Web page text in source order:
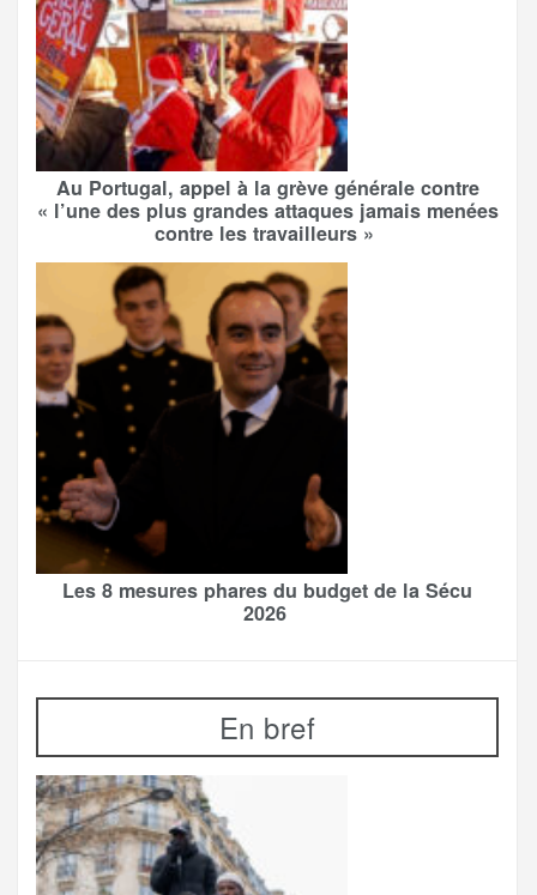
Au Portugal, appel à la grève générale contre
« l’une des plus grandes attaques jamais menées
contre les travailleurs »
Les 8 mesures phares du budget de la Sécu
2026
En bref